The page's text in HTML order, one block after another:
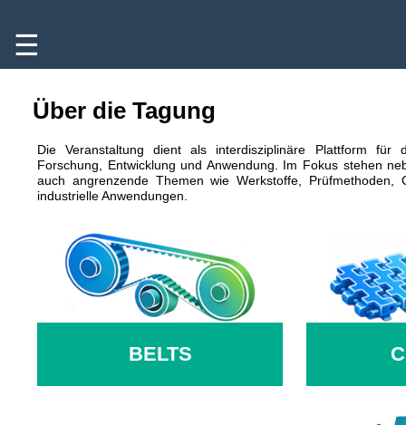
☰
Über die Tagung
Die Veranstaltung dient als interdisziplinäre Plattform für
Forschung, Entwicklung und Anwendung. Im Fokus stehen
auch angrenzende Themen wie Werkstoffe, Prüfmethoden,
industrielle Anwendungen.
BELTS